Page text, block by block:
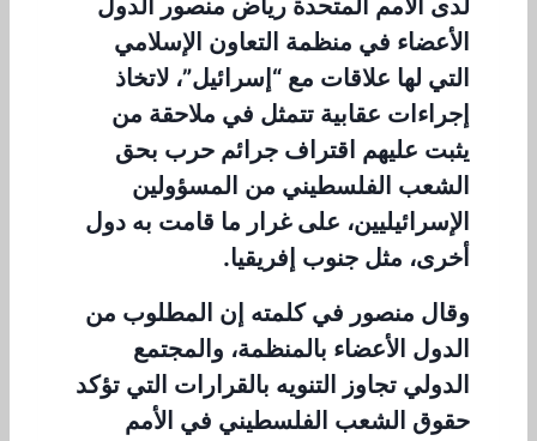
لدى الأمم المتحدة رياض منصور الدول
الأعضاء في منظمة التعاون الإسلامي
التي لها علاقات مع “إسرائيل”، لاتخاذ
إجراءات عقابية تتمثل في ملاحقة من
يثبت عليهم اقتراف جرائم حرب بحق
الشعب الفلسطيني من المسؤولين
الإسرائيليين، على غرار ما قامت به دول
أخرى، مثل جنوب إفريقيا.
وقال منصور في كلمته إن المطلوب من
الدول الأعضاء بالمنظمة، والمجتمع
الدولي تجاوز التنويه بالقرارات التي تؤكد
حقوق الشعب الفلسطيني في الأمم